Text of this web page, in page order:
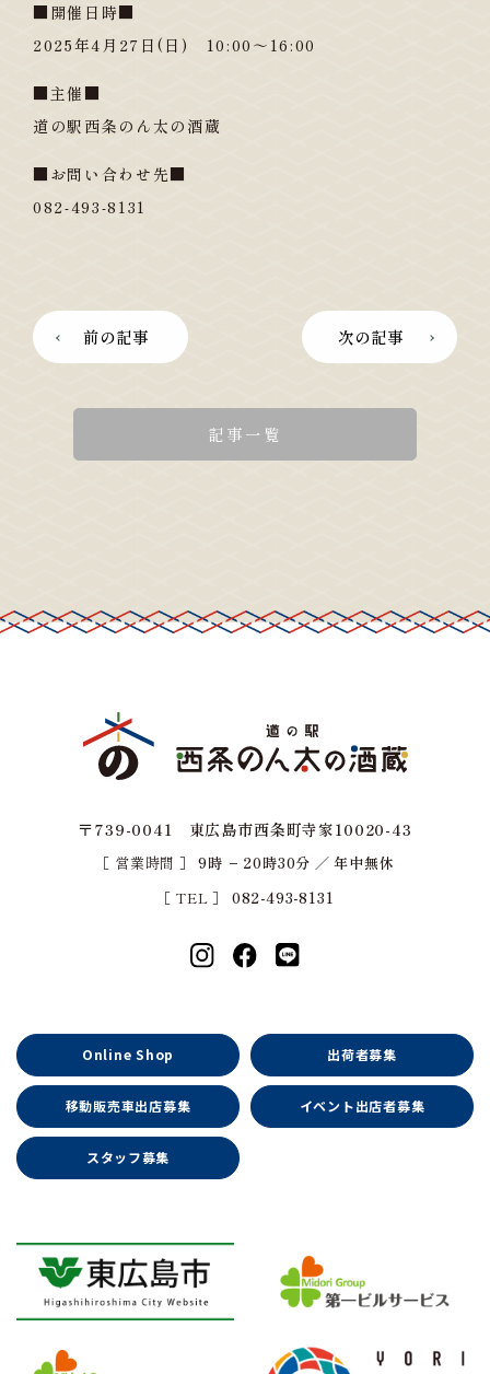
■開催日時■
2025年4月27日(日) 10:00～16:00
■主催■
道の駅西条のん太の酒蔵
■お問い合わせ先■
082-493-8131
前の記事 次の記事
記事一覧
〒739-0041 東広島市西条町寺家10020-43
［ 営業時間 ］
9時 − 20時30分 ／ 年中無休
［ TEL ］
082-493-8131
Online Shop 出荷者募集
移動販売車出店募集 イベント出店者募集
スタッフ募集